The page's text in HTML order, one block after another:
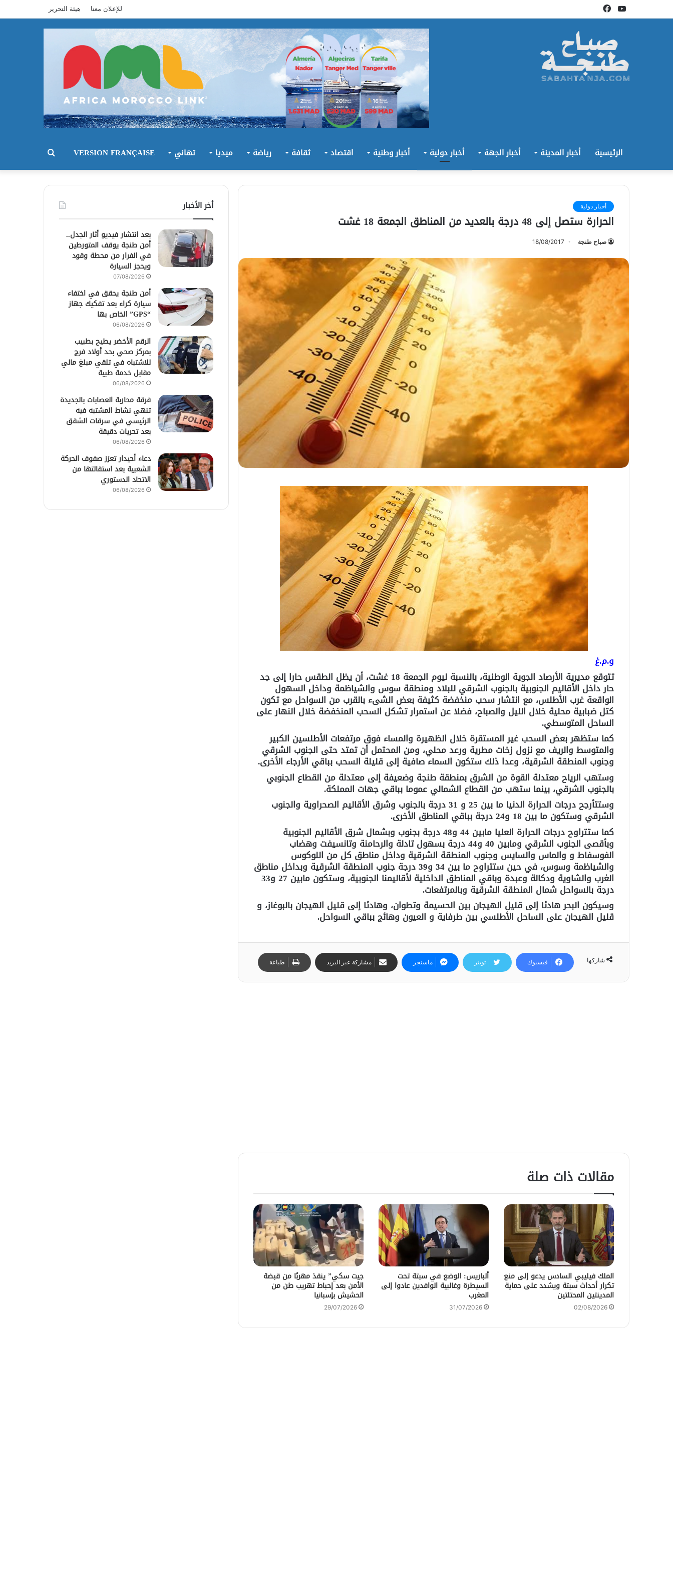
فيسبوكيوتيوب للإعلان معنا هيئة التحرير
الرئيسية أخبار المدينة أخبار الجهة أخبار دولية أخبار وطنية اقتصاد ثقافة رياضة ميديا تهاني VERSION FRANÇAISE بحث
أخبار دولية
الحرارة ستصل إلى 48 درجة بالعديد من المناطق الجمعة 18 غشت
صباح طنجة 18/08/2017
و.م.غ
تتوقع مديرية الأرصاد الجوية الوطنية، بالنسبة ليوم الجمعة 18 غشت، أن يظل الطقس حارا إلى جد
حار داخل الأقاليم الجنوبية بالجنوب الشرقي للبلاد ومنطقة سوس والشياظمة وداخل السهول
الواقعة غرب الأطلس، مع انتشار سحب منخفضة كثيفة بعض الشىء بالقرب من السواحل مع تكون
كتل ضبابية محلية خلال الليل والصباح، فضلا عن استمرار تشكل السحب المنخفضة خلال النهار على
الساحل المتوسطي.
كما ستظهر بعض السحب غير المستقرة خلال الظهيرة والمساء فوق مرتفعات الأطلسين الكبير
والمتوسط والريف مع نزول زخات مطرية ورعد محلي، ومن المحتمل أن تمتد حتى الجنوب الشرقي
وجنوب المنطقة الشرقية، وعدا ذلك ستكون السماء صافية إلى قليلة السحب بباقي الأرجاء الأخرى.
وستهب الرياح معتدلة القوة من الشرق بمنطقة طنجة وضعيفة إلى معتدلة من القطاع الجنوبي
بالجنوب الشرقي، بينما ستهب من القطاع الشمالي عموما بباقي جهات المملكة.
وستتأرجح درجات الحرارة الدنيا ما بين 25 و 31 درجة بالجنوب وشرق الأقاليم الصحراوية والجنوب
الشرقي وستكون ما بين 18 و24 درجة بباقي المناطق الأخرى
.
كما ستتراوح درجات الحرارة العليا مابين 44 و48 درجة بجنوب وبشمال شرق الأقاليم الجنوبية
وبأقصى الجنوب الشرقي ومابين 40 و44 درجة بسهول تادلة والرحامنة وتانسيفت وهضاب
الفوسفاط و والماس والسايس وجنوب المنطقة الشرقية وداخل مناطق كل من اللوكوس
والشياظمة وسوس، في حين ستتراوح ما بين 34 و39 درجة جنوب المنطقة الشرقية وبداخل مناطق
الغرب والشاوية ودكالة وعبدة وباقي المناطق الداخلية لأقاليمنا الجنوبية، وستكون مابين 27 و33
درجة بالسواحل شمال المنطقة الشرقية وبالمرتفعات.
وسيكون البحر هادئا إلى قليل الهيجان بين الحسيمة وتطوان، وهادئا إلى قليل الهيجان بالبوغاز، و
قليل الهيجان على الساحل الأطلسي بين طرفاية و العيون وهائج بباقي السواحل.
شاركها فيسبوك تويتر ماسنجر مشاركة عبر البريد طباعة
مقالات ذات صلة
الملك فيليبي السادس يدعو إلى منع
تكرار أحداث سبتة ويشدد على حماية
المدينتين المحتلتين
02/08/2026
ألباريس: الوضع في سبتة تحت
السيطرة وغالبية الوافدين عادوا إلى
المغرب
31/07/2026
جيت سكي” ينقذ مهربًا من قبضة
الأمن بعد إحباط تهريب طن من
الحشيش بإسبانيا
29/07/2026
أخر الأخبار
بعد انتشار فيديو أثار الجدل..
أمن طنجة يوقف المتورطين
في الفرار من محطة وقود
ويحجز السيارة
07/08/2026
أمن طنجة يحقق في اختفاء
سيارة كراء بعد تفكيك جهاز
“GPS” الخاص بها
06/08/2026
الرقم الأخضر يطيح بطبيب
بمركز صحي بحد أولاد فرج
للاشتباه في تلقي مبلغ مالي
مقابل خدمة طبية
06/08/2026
فرقة محاربة العصابات بالجديدة
تنهي نشاط المشتبه فيه
الرئيسي في سرقات الشقق
بعد تحريات دقيقة
06/08/2026
دعاء أحيدار تعزز صفوف الحركة
الشعبية بعد استقالتها من
الاتحاد الدستوري
06/08/2026